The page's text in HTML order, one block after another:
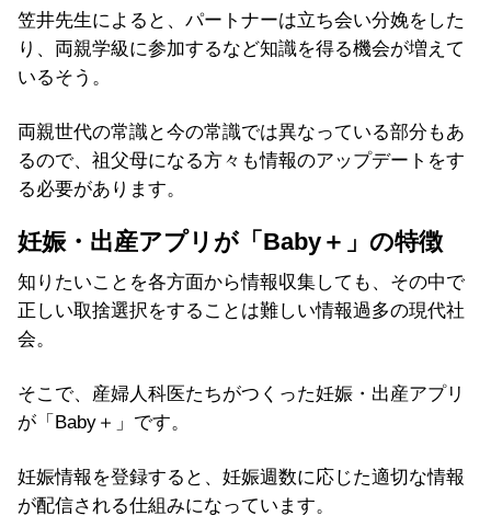
笠井先生によると、パートナーは立ち会い分娩をした
り、両親学級に参加するなど知識を得る機会が増えて
いるそう。
両親世代の常識と今の常識では異なっている部分もあ
るので、祖父母になる方々も情報のアップデートをす
る必要があります。
妊娠・出産アプリが「Baby＋」の特徴
知りたいことを各方面から情報収集しても、その中で
正しい取捨選択をすることは難しい情報過多の現代社
会。
そこで、産婦人科医たちがつくった妊娠・出産アプリ
が「Baby＋」です。
妊娠情報を登録すると、妊娠週数に応じた適切な情報
が配信される仕組みになっています。